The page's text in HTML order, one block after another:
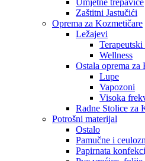
Umjetne trepavice
Zaštitni Jastučići
Oprema za Kozmetičare
Ležajevi
Terapeutski
Wellness
Ostala oprema za
Lupe
Vapozoni
Visoka
Radne Stolice za
Potrošni materijal
Ostalo
Pamučne i
Papirnata